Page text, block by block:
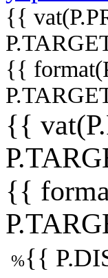
{{
{{
{{
{{
%{{